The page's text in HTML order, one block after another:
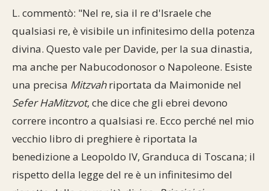
Opere di Maimonide Dal nostro archivio
L. commentò: "Nel re, sia il re d'Israele che
qualsiasi re, è visibile un infinitesimo della potenza
divina. Questo vale per Davide, per la sua dinastia,
ma anche per Nabucodonosor o Napoleone. Esiste
una precisa Mitzvahriportata da Maimonide nel
Sefer HaMitzvot, che dice che gli ebrei devono
correre incontro a qualsiasi re. Ecco perché nel mio
vecchio libro di preghiere è riportata la
benedizione a Leopoldo IV, Granduca di Toscana; il
rispetto della legge del re è un infinitesimo del